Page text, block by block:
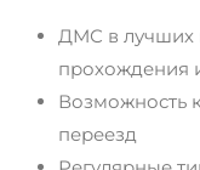
ДМС в лучших
прохождения
Возможность
переезд